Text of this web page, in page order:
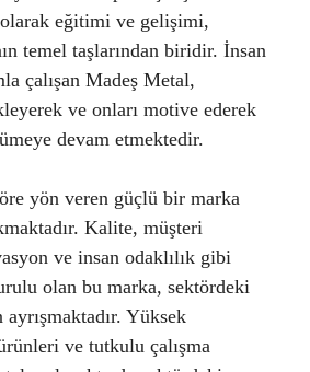
eğitimi ve gelişimi,
temel taşlarından biridir. İnsan
çalışan Madeş Metal,
ve onları motive ederek
devam etmektedir.
yön veren güçlü bir marka
Kalite, müşteri
ve insan odaklılık gibi
olan bu marka, sektördeki
Yüksek
ve tutkulu çalışma